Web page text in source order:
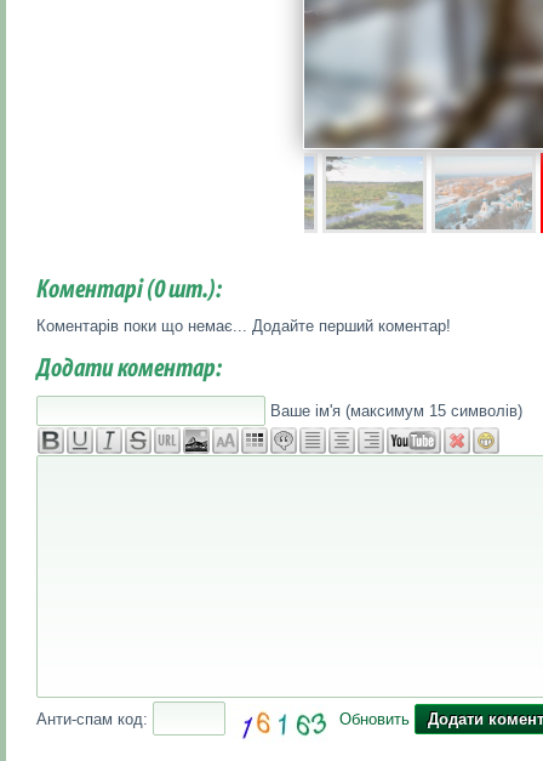
Коментарі (0шт.):
Коментарів поки що немає... Додайте перший коментар!
Додати коментар:
Ваше ім'я (максимум 15 символів)
Анти-спам код: Обновить